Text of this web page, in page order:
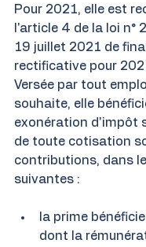
Pour 2021, elle est
l'article 4 de la loi n°
19 juillet 2021 de
rectificative pour
Versée par tout
souhaite, elle
exonération d'impôt
de toute cotisation
contributions, dans
suivantes :
la prime
dont la